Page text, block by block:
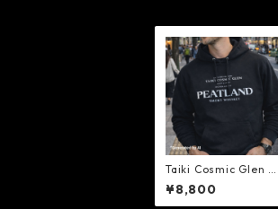
Taiki Cosmic Glen Di
stillery － オリジナ
ル・ロゴパーカー（PE
¥8,800